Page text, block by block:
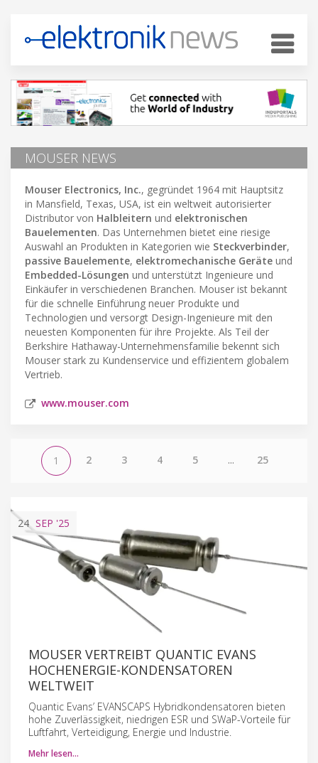
MOUSER NEWS
Mouser Electronics, Inc., gegründet 1964 mit Hauptsitz
in Mansfield, Texas, USA, ist ein weltweit autorisierter
Distributor von Halbleitern und elektronischen
Bauelementen. Das Unternehmen bietet eine riesige
Auswahl an Produkten in Kategorien wie Steckverbinder,
passive Bauelemente, elektromechanische Geräte und
Embedded-Lösungen und unterstützt Ingenieure und
Einkäufer in verschiedenen Branchen. Mouser ist bekannt
für die schnelle Einführung neuer Produkte und
Technologien und versorgt Design-Ingenieure mit den
neuesten Komponenten für ihre Projekte. Als Teil der
Berkshire Hathaway-Unternehmensfamilie bekennt sich
Mouser stark zu Kundenservice und effizientem globalem
Vertrieb.
www.mouser.com
1 2 3 4 5 ... 25
24 SEP '25
MOUSER VERTREIBT QUANTIC EVANS
HOCHENERGIE-KONDENSATOREN
WELTWEIT
Quantic Evans’ EVANSCAPS Hybridkondensatoren bieten
hohe Zuverlässigkeit, niedrigen ESR und SWaP-Vorteile für
Luftfahrt, Verteidigung, Energie und Industrie.
Mehr lesen…